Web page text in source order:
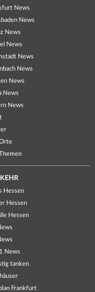
News
News
News
News
News
News
News
News
News
Hessen
Hessen
Hessen
News
tanken
Frankfurt